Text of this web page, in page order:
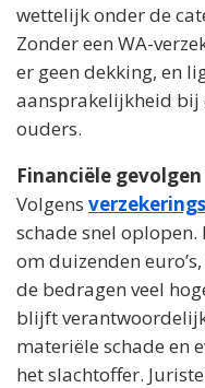
wettelijk onder de
Zonder een WA-
er geen dekking, en
aansprakelijkheid bij
ouders.
Financiële
Volgens
schade snel
om duizenden
de bedragen veel
blijft
materiële schade en
het slachtoffer.